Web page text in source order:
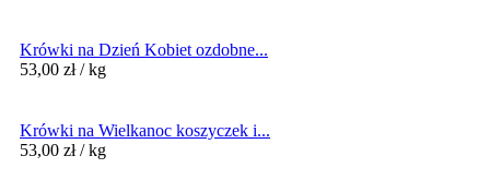
Krówki na Dzień Kobiet ozdobne...
53,00 zł / kg
Krówki na Wielkanoc koszyczek i...
53,00 zł / kg